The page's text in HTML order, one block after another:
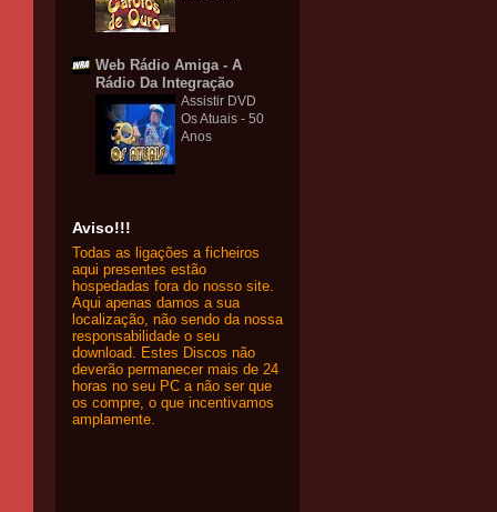
Web Rádio Amiga - A
Rádio Da Integração
Assistir DVD
Os Atuais - 50
Anos
Aviso!!!
Todas as ligações a ficheiros
aqui presentes estão
hospedadas fora do nosso site.
Aqui apenas damos a sua
localização, não sendo da nossa
responsabilidade o seu
download. Estes Discos não
deverão permanecer mais de 24
horas no seu PC a não ser que
os compre, o que incentivamos
amplamente.